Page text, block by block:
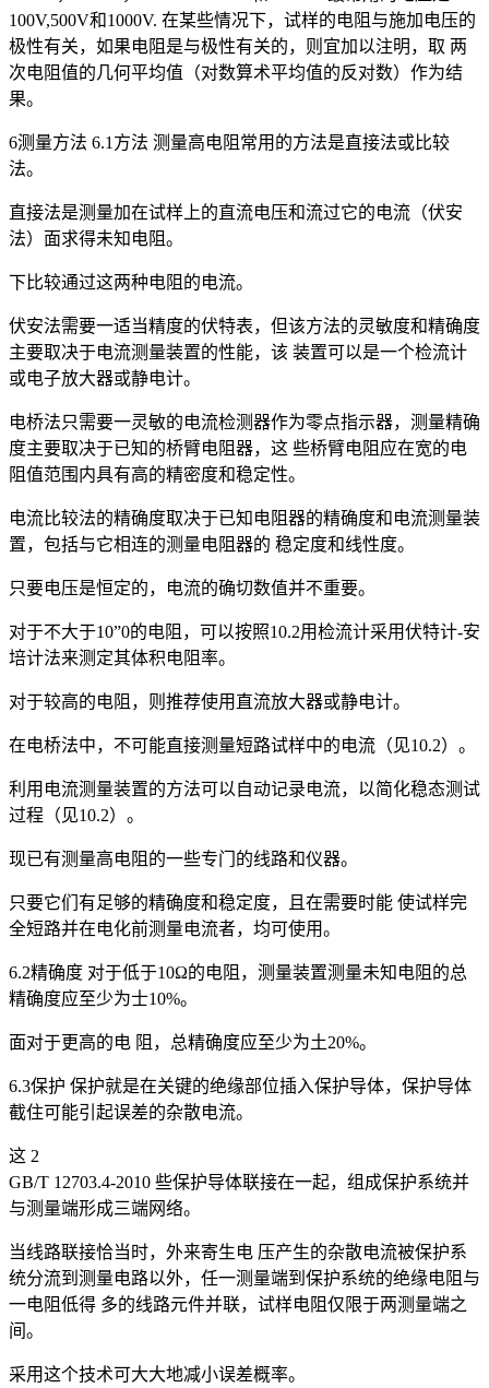
100V,500V和1000V. 在某些情况下，试样的电阻与施加电压的
极性有关，如果电阻是与极性有关的，则宜加以注明，取 两
次电阻值的几何平均值（对数算术平均值的反对数）作为结
果。
6测量方法 6.1方法 测量高电阻常用的方法是直接法或比较
法。
直接法是测量加在试样上的直流电压和流过它的电流（伏安
法）面求得未知电阻。
下比较通过这两种电阻的电流。
伏安法需要一适当精度的伏特表，但该方法的灵敏度和精确度
主要取决于电流测量装置的性能，该 装置可以是一个检流计
或电子放大器或静电计。
电桥法只需要一灵敏的电流检测器作为零点指示器，测量精确
度主要取决于已知的桥臂电阻器，这 些桥臂电阻应在宽的电
阻值范围内具有高的精密度和稳定性。
电流比较法的精确度取决于已知电阻器的精确度和电流测量装
置，包括与它相连的测量电阻器的 稳定度和线性度。
只要电压是恒定的，电流的确切数值并不重要。
对于不大于10”0的电阻，可以按照10.2用检流计采用伏特计-安
培计法来测定其体积电阻率。
对于较高的电阻，则推荐使用直流放大器或静电计。
在电桥法中，不可能直接测量短路试样中的电流（见10.2）。
利用电流测量装置的方法可以自动记录电流，以简化稳态测试
过程（见10.2）。
现已有测量高电阻的一些专门的线路和仪器。
只要它们有足够的精确度和稳定度，且在需要时能 使试样完
全短路并在电化前测量电流者，均可使用。
6.2精确度 对于低于10Ω的电阻，测量装置测量未知电阻的总
精确度应至少为士10%。
面对于更高的电 阻，总精确度应至少为土20%。
6.3保护 保护就是在关键的绝缘部位插入保护导体，保护导体
截住可能引起误差的杂散电流。
这 2
GB/T 12703.4-2010 些保护导体联接在一起，组成保护系统并
与测量端形成三端网络。
当线路联接恰当时，外来寄生电 压产生的杂散电流被保护系
统分流到测量电路以外，任一测量端到保护系统的绝缘电阻与
一电阻低得 多的线路元件并联，试样电阻仅限于两测量端之
间。
采用这个技术可大大地减小误差概率。